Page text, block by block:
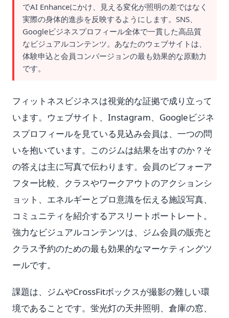
でAI Enhanceにかけ、見える変化が照明の差ではなく
実際の身体的進歩を反映するようにします。SNS、
Googleビジネスプロフィール全体で一貫した高品質
なビジュアルコンテンツ。あなたのウェブサイトは、
体験申込と会員コンバージョンの最も効果的な原動力
です。
フィットネスビジネスは視覚的な証拠で成り立って
います。ウェブサイト、Instagram、Googleビジネ
スプロフィールを見ている見込み会員は、一つの問
いを抱いています。このジムは結果を出すのか？そ
の答えは主に写真で伝わります。会員のビフォーア
フター比較、クラスやワークアウトのアクションシ
ョット、エネルギーとプロ意識を伝える施設写真、
コミュニティを紹介するアスリートポートレート。
強力なビジュアルコンテンツは、ジム会員の販売と
クラス予約のための最も効果的なマーケティングツ
ールです。
課題は、ジムやCrossFitボックスが撮影の難しい環
境であることです。蛍光灯の天井照明、倉庫の窓、